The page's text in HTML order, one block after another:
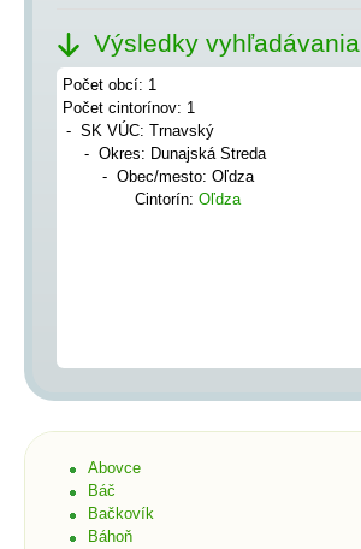
Výsledky vyhľadávania
Počet obcí: 1
Počet cintorínov: 1
SK VÚC: Trnavský
Okres: Dunajská Streda
Obec/mesto: Oľdza
Cintorín: Oľdza
Abovce
Báč
Bačkovík
Báhoň